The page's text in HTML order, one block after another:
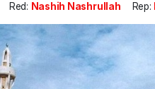
Red: Nashih Nashrullah Rep: